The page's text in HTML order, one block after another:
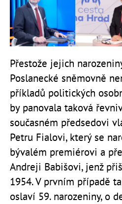
Přestože jejich
Poslanecké sněmovně
příkladů politických
by panovala taková
současném předsedovi
Petru Fialovi, který se
bývalém premiérovi a
Andreji Babišovi, jenž
1954. V prvním případě
oslaví 59. narozeniny, o